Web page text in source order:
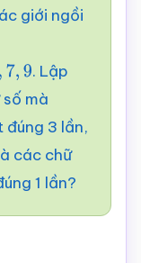
giới ngồi
9
. Lập
số mà
đúng 3 lần,
các chữ
1 lần?